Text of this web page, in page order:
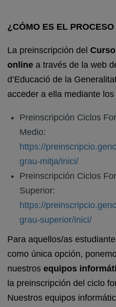
¿CÓMO ES EL
La preinscripción del
online a través de la web
d’Educació de la
acceder a ella mediante
Preinscripción Ciclos
Medio:
https://
grau-mitja/inici/
Preinscripción Ciclos
Superior:
https://
grau-superior/inici/
Para aquellos/as
como única opción,
nuestros equipos
la preinscripción del ciclo
Nuestros equipos